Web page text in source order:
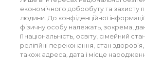
економічного добробуту та захисту
людини. До конфіденційної
фізичну особу належать, зокрема,
її національність, освіту, сімейний стан,
релігійні переконання, стан здоров’я,
також адреса, дата і місце